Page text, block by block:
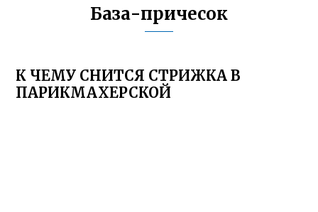
База-причесок
К ЧЕМУ СНИТСЯ СТРИЖКА В
ПАРИКМАХЕРСКОЙ